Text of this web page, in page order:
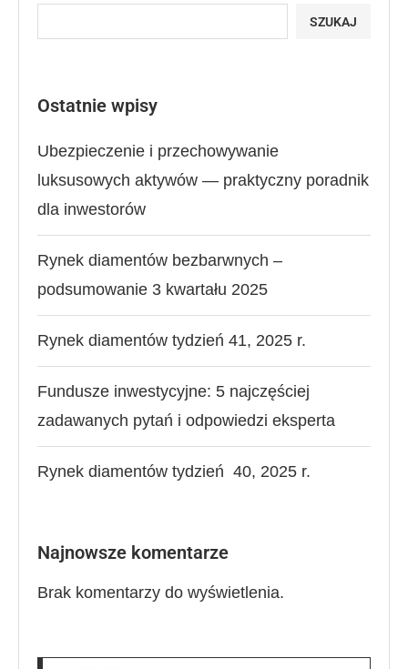
SZUKAJ
Ostatnie wpisy
Ubezpieczenie i przechowywanie
luksusowych aktywów — praktyczny poradnik
dla inwestorów
Rynek diamentów bezbarwnych –
podsumowanie 3 kwartału 2025
Rynek diamentów tydzień 41, 2025 r.
Fundusze inwestycyjne: 5 najczęściej
zadawanych pytań i odpowiedzi eksperta
Rynek diamentów tydzień 40, 2025 r.
Najnowsze komentarze
Brak komentarzy do wyświetlenia.